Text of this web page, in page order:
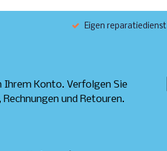
Eigen reparatiedienst
Ihrem Konto. Verfolgen Sie
und Retouren.